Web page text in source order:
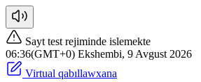
Sayt test rejiminde islemekte
06:36(GMT+0) Ekshembi, 9 Avgust 2026
Virtual qabıllawxana